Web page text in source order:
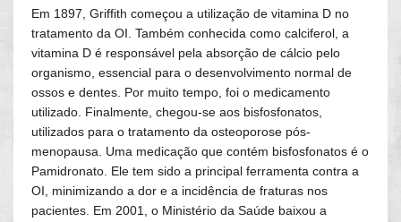
Em 1897, Griffith começou a utilização de vitamina D no
tratamento da OI. Também conhecida como calciferol, a
vitamina D é responsável pela absorção de cálcio pelo
organismo, essencial para o desenvolvimento normal de
ossos e dentes. Por muito tempo, foi o medicamento
utilizado. Finalmente, chegou-se aos bisfosfonatos,
utilizados para o tratamento da osteoporose pós-
menopausa. Uma medicação que contém bisfosfonatos é o
Pamidronato. Ele tem sido a principal ferramenta contra a
OI, minimizando a dor e a incidência de fraturas nos
pacientes. Em 2001, o Ministério da Saúde baixou a